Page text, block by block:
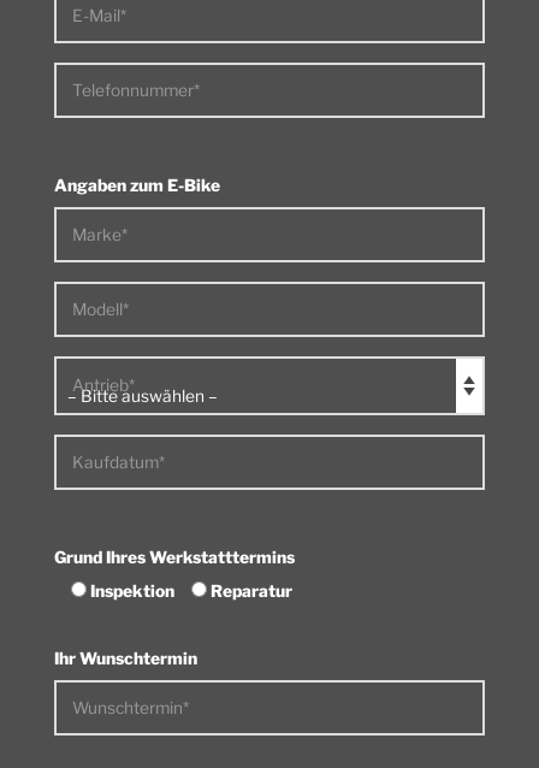
E-Mail*
Telefonnummer*
Angaben zum E-Bike
Marke*
Modell*
Antrieb*
Kaufdatum*
Grund Ihres Werkstatttermins
Inspektion
Reparatur
Ihr Wunschtermin
Wunschtermin*